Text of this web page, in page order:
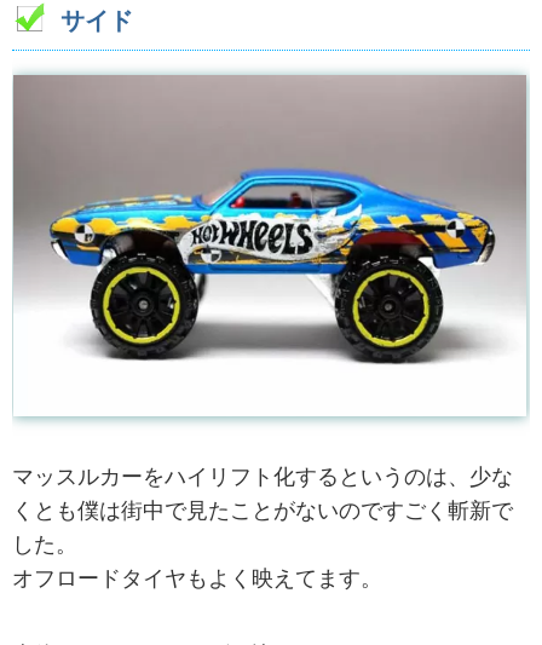
サイド
マッスルカーをハイリフト化するというのは、少な
くとも僕は街中で見たことがないのですごく斬新で
した。
オフロードタイヤもよく映えてます。